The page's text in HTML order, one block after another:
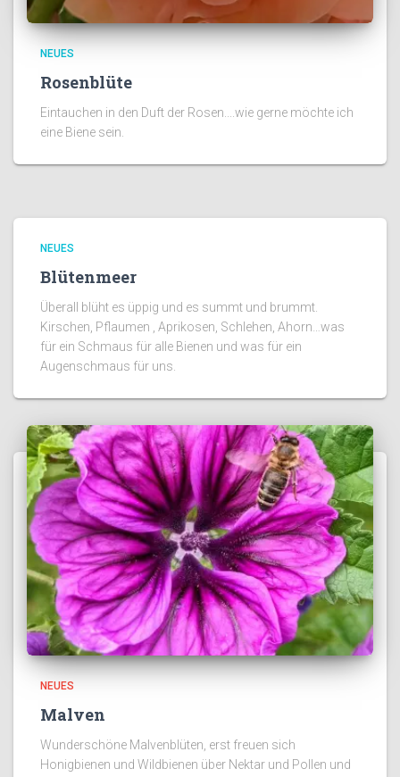
NEUES
Rosenblüte
Eintauchen in den Duft der Rosen....wie gerne möchte ich
eine Biene sein.
NEUES
Blütenmeer
Überall blüht es üppig und es summt und brummt.
Kirschen, Pflaumen , Aprikosen, Schlehen, Ahorn…was
für ein Schmaus für alle Bienen und was für ein
Augenschmaus für uns.
NEUES
Malven
Wunderschöne Malvenblüten, erst freuen sich
Honigbienen und Wildbienen über Nektar und Pollen und